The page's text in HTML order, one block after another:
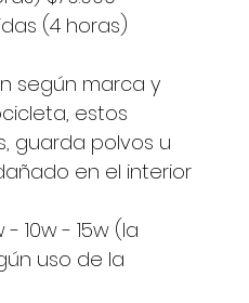
(4 horas)
según marca y
estos
guarda polvos u
en el interior
10w - 15w (la
uso de la